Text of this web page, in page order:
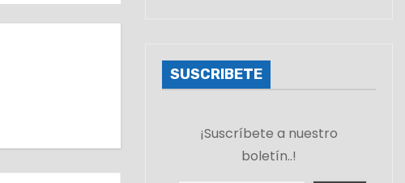
SUSCRIBETE
¡Suscríbete a nuestro
boletín..!